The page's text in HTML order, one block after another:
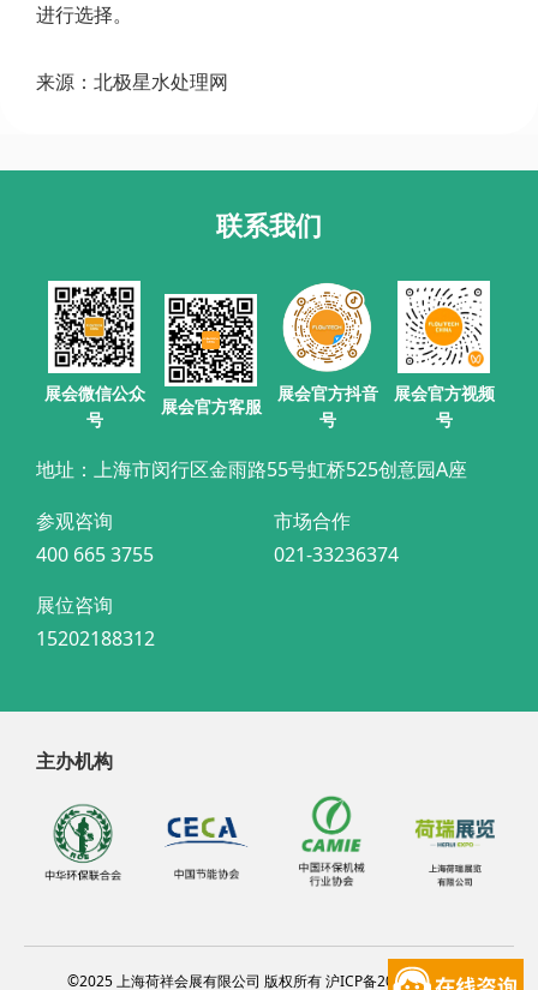
进行选择。
来源：北极星水处理网
联系我们
展会微信公众
号
展会官方客服
展会官方抖音
号
展会官方视频
号
地址：上海市闵行区金雨路55号虹桥525创意园A座
参观咨询
400 665 3755
市场合作
021-33236374
展位咨询
15202188312
主办机构
©2025 上海荷祥会展有限公司 版权所有 沪ICP备20012314号-4